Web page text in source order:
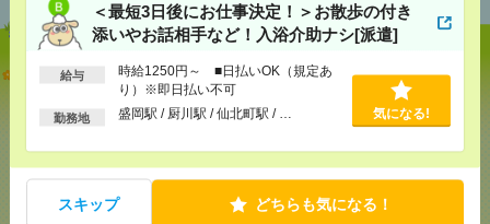
＜最短3日後にお仕事決定！＞お散歩の付き
添いやお話相手など！入浴介助ナシ[派遣]
給与
時給1250円～ ■日払いOK（規定あ
り）※即日払い不可
勤務地 盛岡駅 / 厨川駅 / 仙北町駅 / … 気になる!
スキップ どちらも気になる！
【1日5時間～OK＊自由シフト】高級シニア向けマン
ションで生活サポ[派遣]
※即日払い不可
[勤務地]盛岡駅 仙北町駅/ …